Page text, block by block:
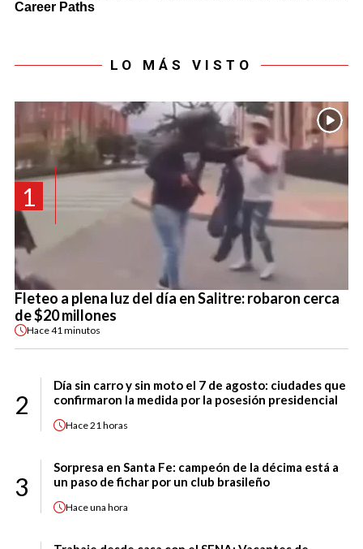
LO MÁS VISTO
1
Fleteo a plena luz del día en Salitre: robaron cerca
de $20 millones
Hace41 minutos
2
Día sin carro y sin moto el 7 de agosto: ciudades que
confirmaron la medida por la posesión presidencial
Hace21 horas
3
Sorpresa en Santa Fe: campeón de la décima está a
un paso de fichar por un club brasileño
Haceuna hora